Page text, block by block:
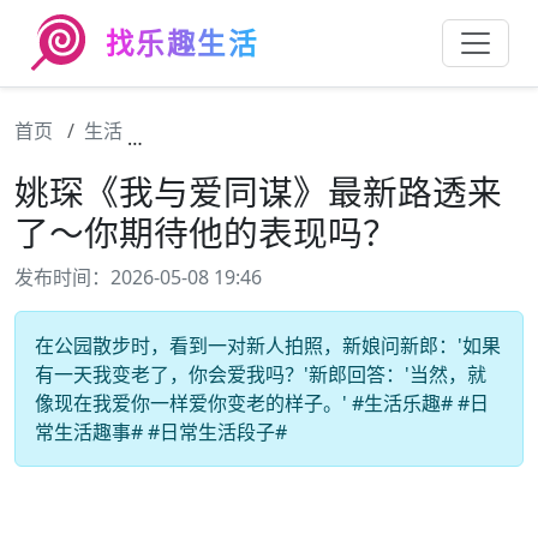
找乐趣生活
首页 生活
姚琛《我与爱同谋》最新路透来
了～你期待他的表现吗？
发布时间：2026-05-08 19:46
在公园散步时，看到一对新人拍照，新娘问新郎：'如果
有一天我变老了，你会爱我吗？'新郎回答：'当然，就
像现在我爱你一样爱你变老的样子。' #生活乐趣# #日
常生活趣事# #日常生活段子#